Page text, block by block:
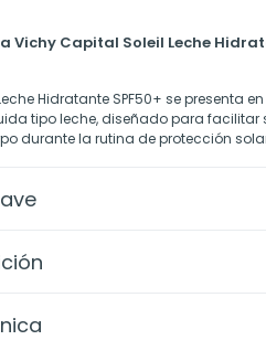
Vichy Capital Soleil Leche
Hidratante SPF50+ se presenta
tipo leche, diseñado para
durante la rutina de protección